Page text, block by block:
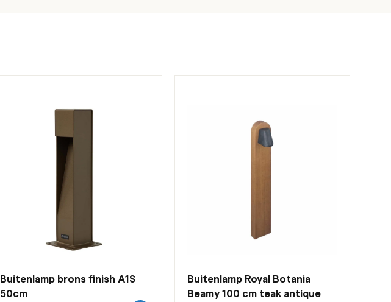
Buitenlamp brons finish A1S
50cm
Buitenlamp Royal Botania
Beamy 100 cm teak antique